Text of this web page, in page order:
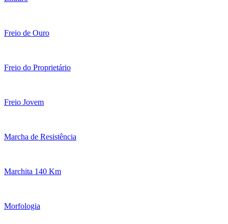
Freio de Ouro
Freio do Proprietário
Freio Jovem
Marcha de Resistência
Marchita 140 Km
Morfologia